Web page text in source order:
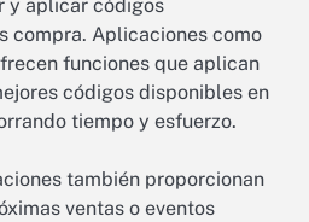
y aplicar códigos
compra. Aplicaciones como
funciones que aplican
códigos disponibles en
tiempo y esfuerzo.
también proporcionan
ventas o eventos